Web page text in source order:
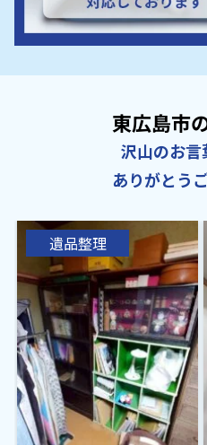
東広島市
沢山のお言
ありがとう
遺品整理